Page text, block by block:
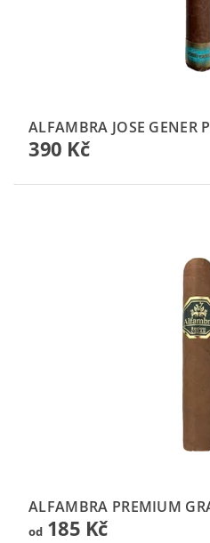
ALFAMBRA JOSE GENER
390 Kč
ALFAMBRA PREMIUM
od185 Kč